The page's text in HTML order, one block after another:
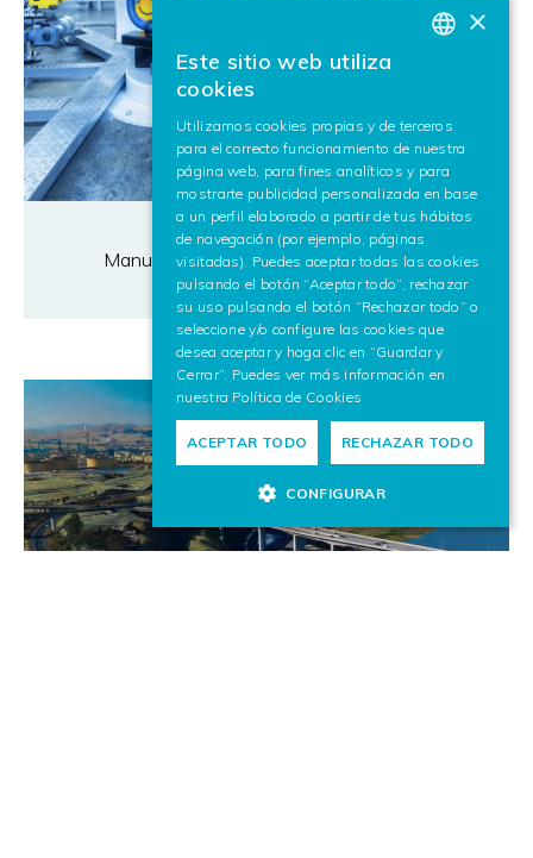
Manufacturing e Industria de Procesos
ENGLISH
×
Este sitio web utiliza
cookies
Utilizamos cookies propias y de terceros
para el correcto funcionamiento de nuestra
página web, para fines analíticos y para
mostrarte publicidad personalizada en base
a un perfil elaborado a partir de tus hábitos
de navegación (por ejemplo, páginas
visitadas). Puedes aceptar todas las cookies
pulsando el botón “Aceptar todo”, rechazar
su uso pulsando el botón “Rechazar todo” o
seleccione y/o configure las cookies que
desea aceptar y haga clic en “Guardar y
Cerrar”. Puedes ver más información en
nuestra Política de Cookies
ACEPTAR TODO RECHAZAR TODO
CONFIGURAR